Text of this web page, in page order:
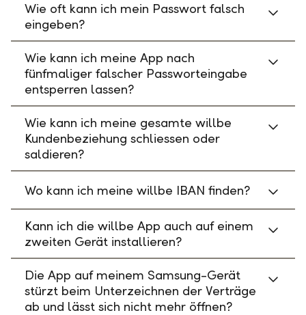
Wie oft kann ich mein Passwort falsch
eingeben?
Wie kann ich meine App nach
fünfmaliger falscher Passworteingabe
entsperren lassen?
Wie kann ich meine gesamte willbe
Kundenbeziehung schliessen oder
saldieren?
Wo kann ich meine willbe IBAN finden?
Kann ich die willbe App auch auf einem
zweiten Gerät installieren?
Die App auf meinem Samsung-Gerät
stürzt beim Unterzeichnen der Verträge
ab und lässt sich nicht mehr öffnen?